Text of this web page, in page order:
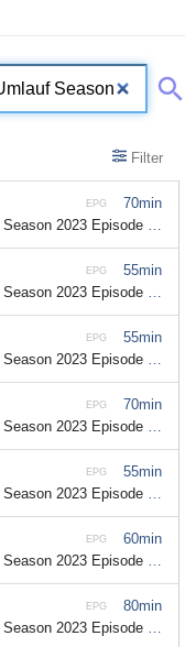
Filter
70min
EPG
Season 2023 Episode 30
55min
EPG
Season 2023 Episode 30
55min
EPG
Season 2023 Episode 29
70min
EPG
Season 2023 Episode 28
55min
EPG
Season 2023 Episode 28
60min
EPG
Season 2023 Episode 27
80min
EPG
Season 2023 Episode 26